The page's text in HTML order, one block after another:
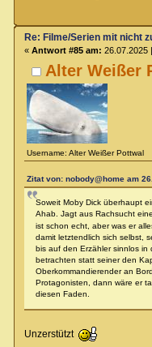
Alter Weißer
Username: Alter Weißer Pottwal
Re: Filme/Serien mit nicht
« Antwort #85 am: 26.07.2025
Zitat von: nobody@home am
Soweit Moby Dick überhaupt
Ahab. Jagt aus Rachsucht
ist schon echt, aber was er
damit letztendlich sich selbst,
bis auf den Erzähler sinnlos in
betrachten statt seiner den
Oberkommandierender an
Protagonisten, dann wäre er
diesen Faden.
Unzerstützt